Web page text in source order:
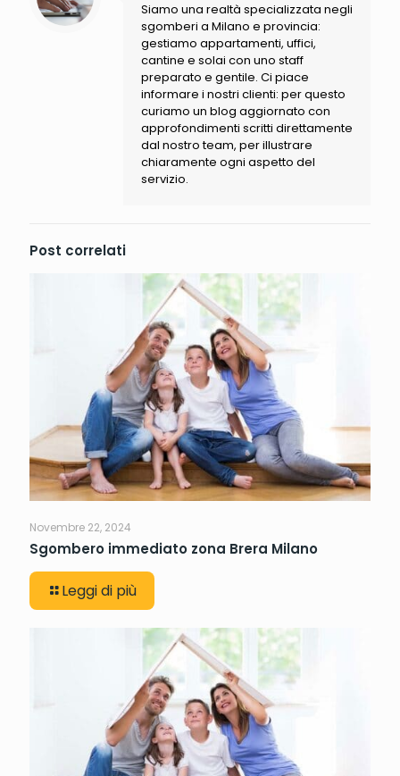
Siamo una realtà specializzata negli
sgomberi a Milano e provincia:
gestiamo appartamenti, uffici,
cantine e solai con uno staff
preparato e gentile. Ci piace
informare i nostri clienti: per questo
curiamo un blog aggiornato con
approfondimenti scritti direttamente
dal nostro team, per illustrare
chiaramente ogni aspetto del
servizio.
Post correlati
Novembre 22, 2024
Sgombero immediato zona Brera Milano
Leggi di più